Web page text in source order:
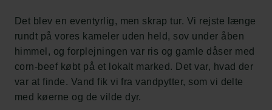
Det blev en eventyrlig, men skrap tur. Vi rejste længe
rundt på vores kameler uden held, sov under åben
himmel, og forplejningen var ris og gamle dåser med
corn-beef købt på et lokalt marked. Det var, hvad der
var at finde. Vand fik vi fra vandpytter, som vi delte
med køerne og de vilde dyr.